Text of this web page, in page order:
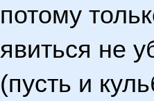
потому
явиться не
(пусть и